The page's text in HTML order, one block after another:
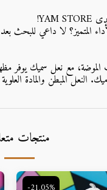
المبطن والمادة
منتجات